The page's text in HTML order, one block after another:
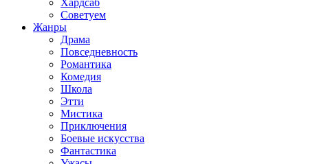
Советуем
Жанры
Драма
Повседневность
Романтика
Комедия
Школа
Этти
Мистика
Приключения
Боевые искусства
Фантастика